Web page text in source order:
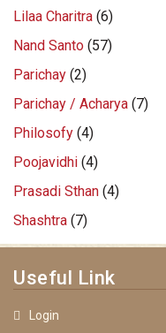
Lilaa Charitra (6)
Nand Santo (57)
Parichay (2)
Parichay / Acharya (7)
Philosofy (4)
Poojavidhi (4)
Prasadi Sthan (4)
Shashtra (7)
Useful Link
Login